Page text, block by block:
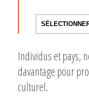
Individus et pays,
davantage pour
culturel.